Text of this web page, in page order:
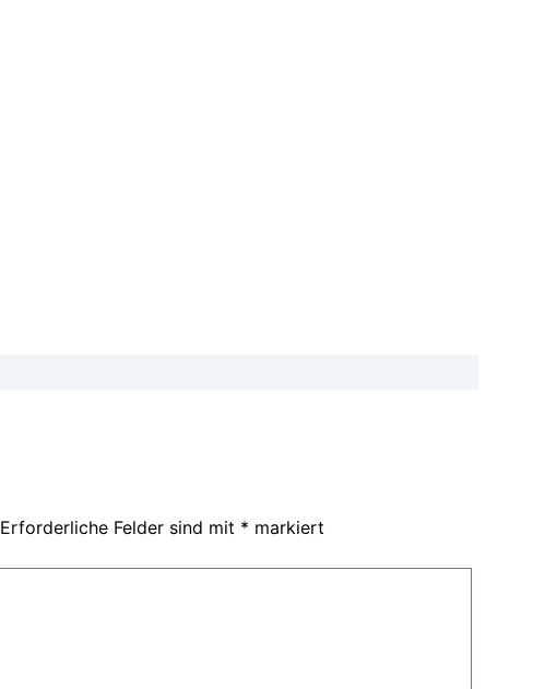
Erforderliche Felder sind mit * markiert